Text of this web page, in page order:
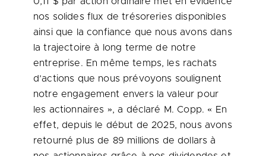
nos solides flux de trésoreries disponibles
ainsi que la confiance que nous avons dans
la trajectoire à long terme de notre
entreprise. En même temps, les rachats
d’actions que nous prévoyons soulignent
notre engagement envers la valeur pour
les actionnaires », a déclaré M. Copp. « En
effet, depuis le début de 2025, nous avons
retourné plus de 89 millions de dollars à